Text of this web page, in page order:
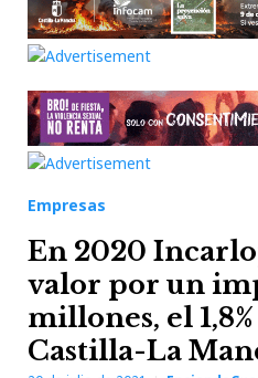
Empresas
En 2020
valor por un
millones, el
Castilla-La